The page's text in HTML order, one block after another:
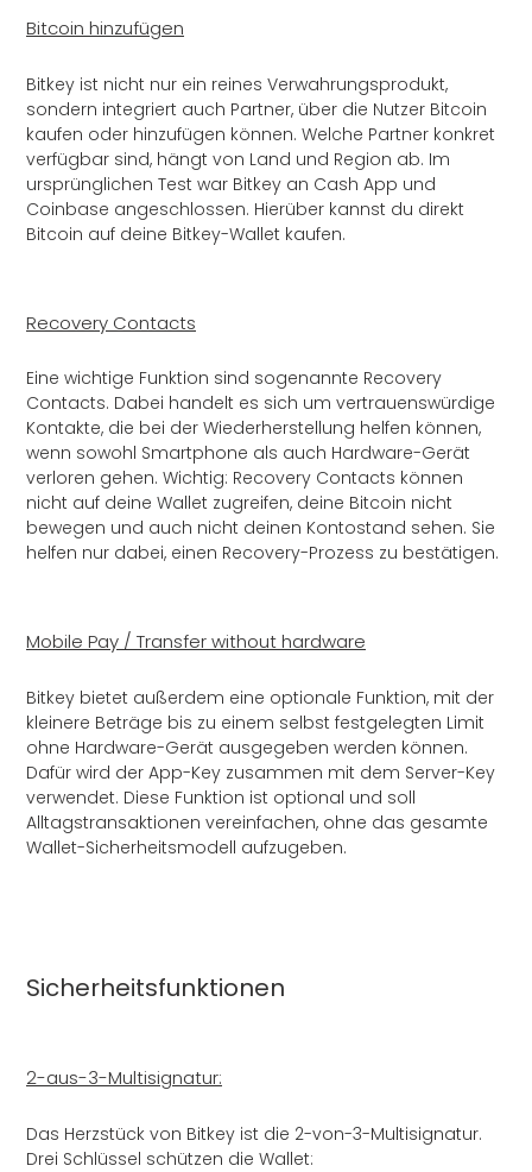
Bitcoin hinzufügen
Bitkey ist nicht nur ein reines Verwahrungsprodukt,
sondern integriert auch Partner, über die Nutzer Bitcoin
kaufen oder hinzufügen können. Welche Partner konkret
verfügbar sind, hängt von Land und Region ab. Im
ursprünglichen Test war Bitkey an Cash App und
Coinbase angeschlossen. Hierüber kannst du direkt
Bitcoin auf deine Bitkey-Wallet kaufen.
Recovery Contacts
Eine wichtige Funktion sind sogenannte Recovery
Contacts. Dabei handelt es sich um vertrauenswürdige
Kontakte, die bei der Wiederherstellung helfen können,
wenn sowohl Smartphone als auch Hardware-Gerät
verloren gehen. Wichtig: Recovery Contacts können
nicht auf deine Wallet zugreifen, deine Bitcoin nicht
bewegen und auch nicht deinen Kontostand sehen. Sie
helfen nur dabei, einen Recovery-Prozess zu bestätigen.
Mobile Pay / Transfer without hardware
Bitkey bietet außerdem eine optionale Funktion, mit der
kleinere Beträge bis zu einem selbst festgelegten Limit
ohne Hardware-Gerät ausgegeben werden können.
Dafür wird der App-Key zusammen mit dem Server-Key
verwendet. Diese Funktion ist optional und soll
Alltagstransaktionen vereinfachen, ohne das gesamte
Wallet-Sicherheitsmodell aufzugeben.
Sicherheitsfunktionen
2-aus-3-Multisignatur:
Das Herzstück von Bitkey ist die 2-von-3-Multisignatur.
Drei Schlüssel schützen die Wallet: